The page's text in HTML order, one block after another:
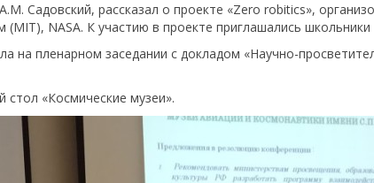
Садовский, рассказал о проекте «Zero robitics»,
(MIT), NASA. К участию в проекте приглашались
на пленарном заседании с докладом «Научно-
стол «Космические музеи».